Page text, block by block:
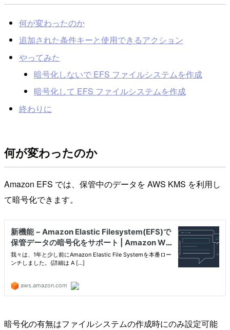
何が変わったのか
追加された条件キーと使用できるアクション
やってみた
暗号化しないで EFS ファイルシステムを作成
暗号化して EFS ファイルシステムを作成
終わりに
何が変わったのか
Amazon EFS では、保管中のデータを AWS KMS を利用し
て暗号化できます。
暗号化の有無はファイルシステムの作成時にのみ設定可能